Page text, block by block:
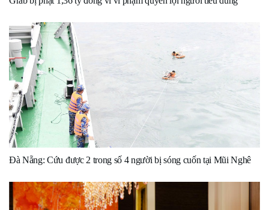
Đà Nẵng: Cứu được 2 trong số 4 người bị sóng cuốn tại Mũi Nghê